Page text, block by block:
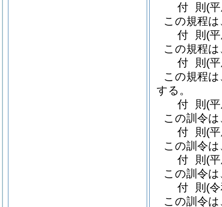
付 則 (
この規程
付 則 (
この規程
付 則 (
この規程
する。
付 則 (
この訓令
付 則 (
この訓令
付 則 (
この訓令
付 則 (
この訓令